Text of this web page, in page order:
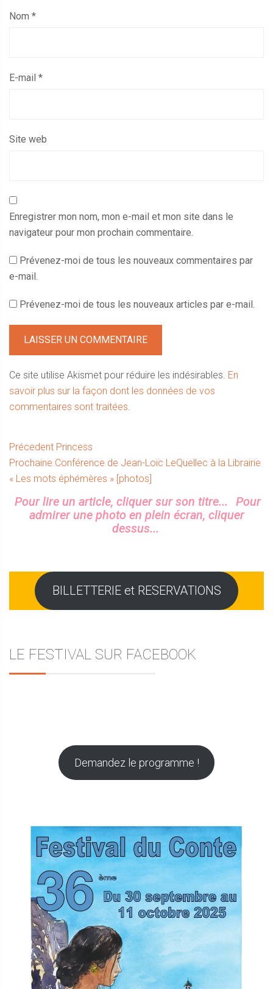
Nom *
E-mail *
Site web
Enregistrer mon nom, mon e-mail et mon site dans le
navigateur pour mon prochain commentaire.
Prévenez-moi de tous les nouveaux commentaires par
e-mail.
Prévenez-moi de tous les nouveaux articles par e-mail.
Ce site utilise Akismet pour réduire les indésirables. En
savoir plus sur la façon dont les données de vos
commentaires sont traitées.
Navigation
de
l’article
Précedent Article
précédent :
Princess
Prochaine Article
suivant :
Conférence de Jean-Loïc LeQuellec à la Librairie
« Les mots éphémères » [photos]
Sidebar
Pour lire un article, cliquer sur son titre...
Pour
admirer une photo en plein écran, cliquer
dessus...
BILLETTERIE et RESERVATIONS
LE FESTIVAL SUR FACEBOOK
Demandez le programme !